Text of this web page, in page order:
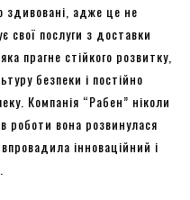
здивовані, адже це не
свої послуги з доставки
прагне стійкого розвитку,
безпеки і постійно
Компанія “Рабен” ніколи
роботи вона розвинулася
інноваційний і